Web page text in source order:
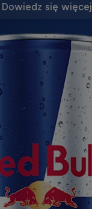
Dowiedz się więcej